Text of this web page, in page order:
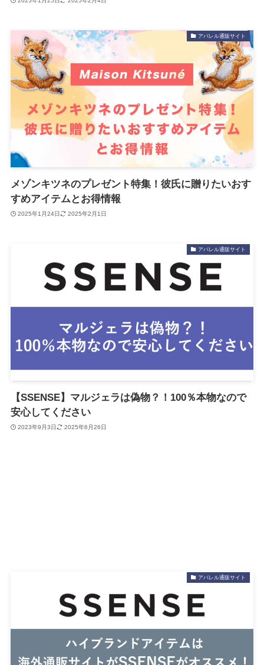
アパレル通販サイト
メゾンキツネのプレゼント特集！彼氏に贈りたいおす
すめアイテムとお得情報
2025年1月24日 2025年2月1日
アパレル通販サイト
【SSENSE】マルジェラは偽物？！100％本物なので
安心してください
2023年9月3日 2025年6月26日
アパレル通販サイト